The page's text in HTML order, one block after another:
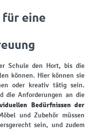
eine
Schule den Hort, bis die
können. Hier können sie
oder kreativ tätig sein.
die Anforderungen an die
Bedürfnissen der
und Zubehör müssen
sein, und zudem